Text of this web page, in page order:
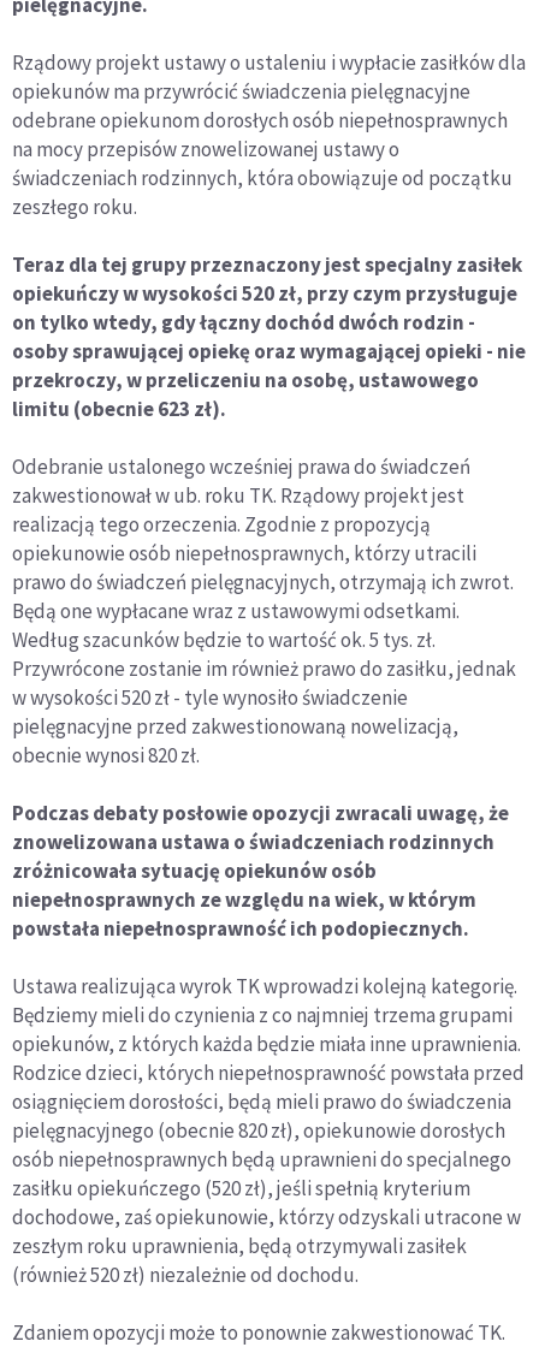
Rządowy projekt ustawy o ustaleniu i wypłacie zasiłków dla
opiekunów ma przywrócić świadczenia pielęgnacyjne
odebrane opiekunom dorosłych osób niepełnosprawnych
na mocy przepisów znowelizowanej ustawy o
świadczeniach rodzinnych, która obowiązuje od początku
zeszłego roku.
Teraz dla tej grupy przeznaczony jest specjalny zasiłek
opiekuńczy w wysokości 520 zł, przy czym przysługuje
on tylko wtedy, gdy łączny dochód dwóch rodzin -
osoby sprawującej opiekę oraz wymagającej opieki - nie
przekroczy, w przeliczeniu na osobę, ustawowego
limitu (obecnie 623 zł).
Odebranie ustalonego wcześniej prawa do świadczeń
zakwestionował w ub. roku TK. Rządowy projekt jest
realizacją tego orzeczenia. Zgodnie z propozycją
opiekunowie osób niepełnosprawnych, którzy utracili
prawo do świadczeń pielęgnacyjnych, otrzymają ich zwrot.
Będą one wypłacane wraz z ustawowymi odsetkami.
Według szacunków będzie to wartość ok. 5 tys. zł.
Przywrócone zostanie im również prawo do zasiłku, jednak
w wysokości 520 zł - tyle wynosiło świadczenie
pielęgnacyjne przed zakwestionowaną nowelizacją,
obecnie wynosi 820 zł.
Podczas debaty posłowie opozycji zwracali uwagę, że
znowelizowana ustawa o świadczeniach rodzinnych
zróżnicowała sytuację opiekunów osób
niepełnosprawnych ze względu na wiek, w którym
powstała niepełnosprawność ich podopiecznych.
Ustawa realizująca wyrok TK wprowadzi kolejną kategorię.
Będziemy mieli do czynienia z co najmniej trzema grupami
opiekunów, z których każda będzie miała inne uprawnienia.
Rodzice dzieci, których niepełnosprawność powstała przed
osiągnięciem dorosłości, będą mieli prawo do świadczenia
pielęgnacyjnego (obecnie 820 zł), opiekunowie dorosłych
osób niepełnosprawnych będą uprawnieni do specjalnego
zasiłku opiekuńczego (520 zł), jeśli spełnią kryterium
dochodowe, zaś opiekunowie, którzy odzyskali utracone w
zeszłym roku uprawnienia, będą otrzymywali zasiłek
(również 520 zł) niezależnie od dochodu.
Zdaniem opozycji może to ponownie zakwestionować TK.